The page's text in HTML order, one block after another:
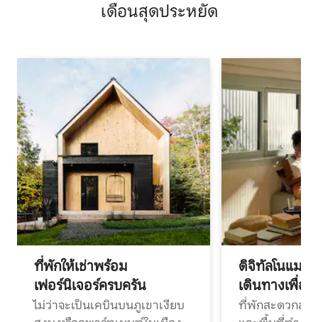
เดือนสุดประหยัด
ที่พักให้เช่าพร้อม
เฟอร์นิเจอร์ครบครัน
ไม่ว่าจะเป็นเคบินบนภูเขาเงียบ
ดิจิทัลโนแมด
เดินทางเพื่อ
ที่พักสะดวกสบ